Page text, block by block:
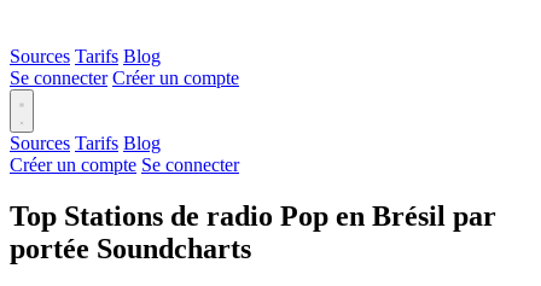
Sources Tarifs Blog
Se connecter Créer un compte
Sources Tarifs Blog
Créer un compte Se connecter
Top Stations de radio Pop en Brésil par
portée Soundcharts